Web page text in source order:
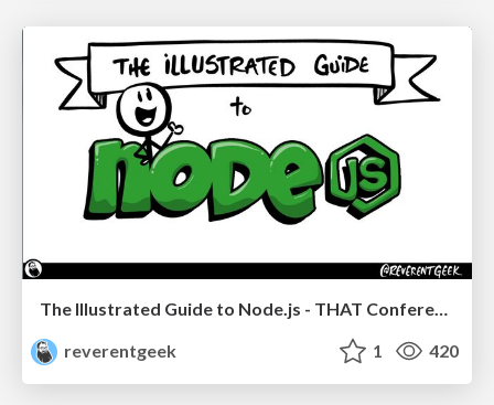
The Illustrated Guide to Node.js - THAT Conference 2024
reverentgeek
1 420